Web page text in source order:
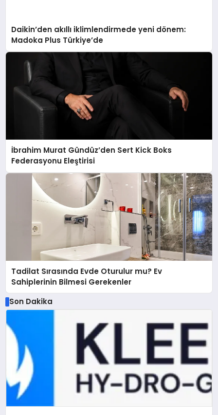
Daikin’den akıllı iklimlendirmede yeni dönem:
Madoka Plus Türkiye’de
İbrahim Murat Gündüz’den Sert Kick Boks
Federasyonu Eleştirisi
Tadilat Sırasında Evde Oturulur mu? Ev
Sahiplerinin Bilmesi Gerekenler
Son Dakika